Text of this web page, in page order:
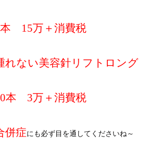
15万＋消費税
れない美容針リフトロング
本 3万＋消費税
併症にも必ず目を通してくださいね～